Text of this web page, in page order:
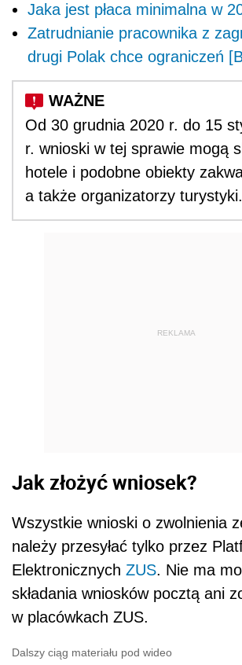
Jaka jest płaca minimalna w
Zatrudnianie pracownika z
drugi Polak chce ograniczeń
Od 30 grudnia 2020 r. do 15
r. wnioski w tej sprawie mogą
hotele i podobne obiekty
a także organizatorzy turystyki.
REKLAMA
Jak złożyć wniosek?
Wszystkie wnioski o zwolnienia
należy przesyłać tylko przez
Elektronicznych ZUS. Nie ma
składania wniosków pocztą ani
w placówkach ZUS.
Dalszy ciąg materiału pod wideo